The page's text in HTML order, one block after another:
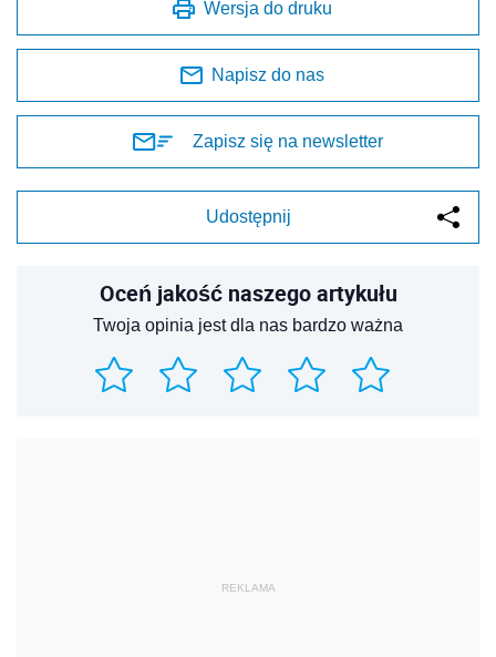
Wersja do druku
Napisz do nas
Zapisz się na newsletter
Udostępnij
Oceń jakość naszego artykułu
Twoja opinia jest dla nas bardzo ważna
REKLAMA